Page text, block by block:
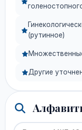
(рутинное)
Другие